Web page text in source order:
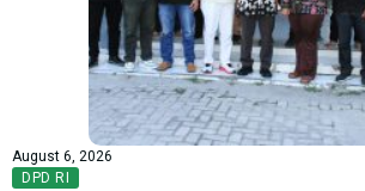
August 6, 2026
DPD RI